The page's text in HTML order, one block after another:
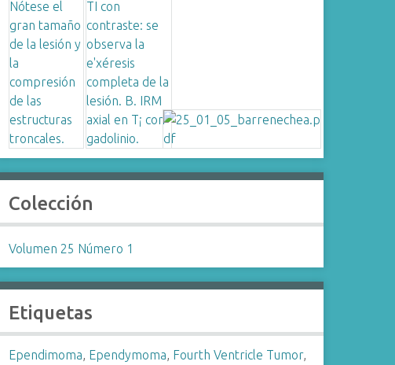
Colección
Volumen 25 Número 1
Etiquetas
Ependimoma, Ependymoma, Fourth Ventricle Tumor,